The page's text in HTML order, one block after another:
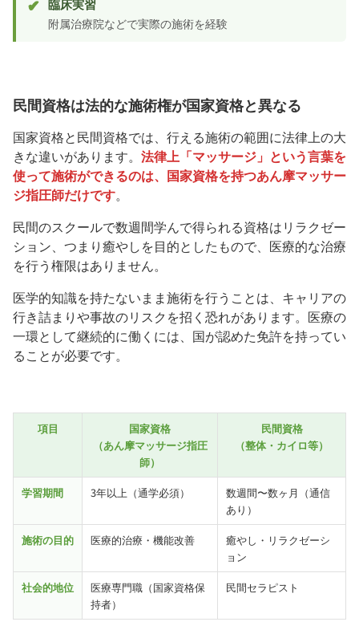
附属治療院などで実際の施術を経験
民間資格は法的な施術権が国家資格と異なる
国家資格と民間資格では、行える施術の範囲に法律上の大
きな違いがあります。 法律上「マッサージ」という言葉を
使って施術ができるのは、国家資格を持つあん摩マッサー
ジ指圧師だけです。
民間のスクールで数週間学んで得られる資格はリラクゼー
ション、つまり癒やしを目的としたもので、医療的な治療
を行う権限はありません。
医学的知識を持たないまま施術を行うことは、キャリアの
行き詰まりや事故のリスクを招く恐れがあります。医療の
一環として継続的に働くには、国が認めた免許を持ってい
ることが必要です。
項目
国家資格
（あん摩マッサージ指圧
師）
民間資格
（整体・カイロ等）
学習期間 3年以上（通学必須）
数週間〜数ヶ月（通信
あり）
施術の目的
医療的治療・機能改善
癒やし・リラクゼーシ
ョン
社会的地位
医療専門職（国家資格保
持者）
民間セラピスト